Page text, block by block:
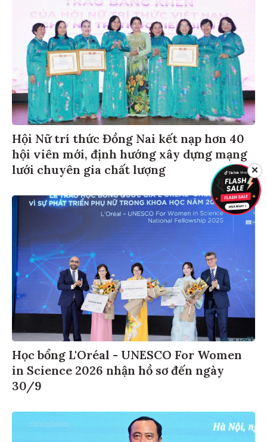
Hội Nữ trí thức Đồng Nai kết nạp hơn 40
hội viên mới, định hướng xây dựng mạng
lưới chuyên gia chất lượng
Học bổng L'Oréal - UNESCO For Women
in Science 2026 nhận hồ sơ đến ngày
30/9
✕